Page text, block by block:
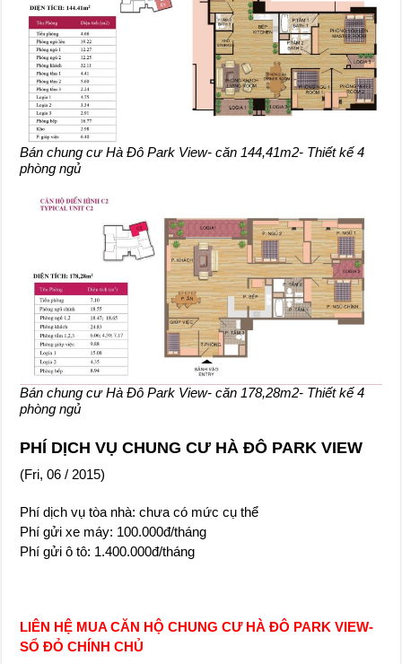
Bán chung cư Hà Đô Park View- căn 144,41m2- Thiết kế 4
phòng ngủ
Bán chung cư Hà Đô Park View- căn 178,28m2- Thiết kế 4
phòng ngủ
PHÍ DỊCH VỤ CHUNG CƯ HÀ ĐÔ PARK VIEW
(Fri, 06 / 2015)
Phí dịch vụ tòa nhà: chưa có mức cụ thể
Phí gửi xe máy: 100.000đ/tháng
Phí gửi ô tô: 1.400.000đ/tháng
LIÊN HỆ MUA CĂN HỘ CHUNG CƯ HÀ ĐÔ PARK VIEW-
SỔ ĐỎ CHÍNH CHỦ